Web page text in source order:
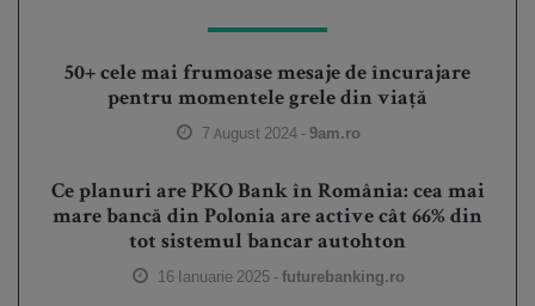
50+ cele mai frumoase mesaje de încurajare
pentru momentele grele din viață
7 August 2024 -9am.ro
Ce planuri are PKO Bank în România: cea mai
mare bancă din Polonia are active cât 66% din
tot sistemul bancar autohton
16 Ianuarie 2025 -futurebanking.ro